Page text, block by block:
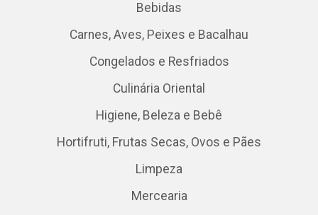
Bebidas
Carnes, Aves, Peixes e Bacalhau
Congelados e Resfriados
Culinária Oriental
Higiene, Beleza e Bebê
Hortifruti, Frutas Secas, Ovos e Pães
Limpeza
Mercearia